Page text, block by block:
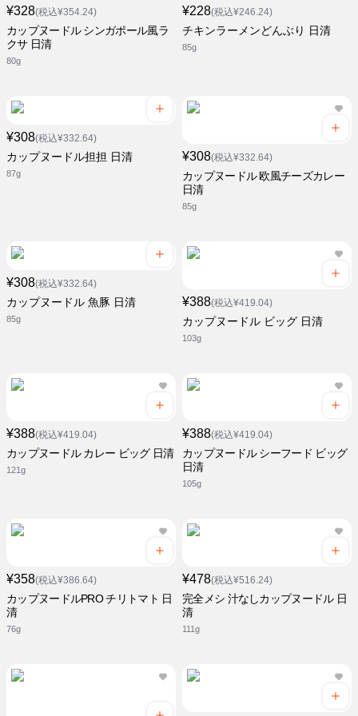
¥328(税込¥354.24)
カップヌードル シンガポール風ラ
クサ 日清
80g
¥228(税込¥246.24)
チキンラーメンどんぶり 日清
85g
¥308(税込¥332.64)
カップヌードル担担 日清
87g
¥308(税込¥332.64)
カップヌードル 欧風チーズカレー
日清
85g
¥308(税込¥332.64)
カップヌードル 魚豚 日清
85g
¥388(税込¥419.04)
カップヌードル ビッグ 日清
103g
¥388(税込¥419.04)
カップヌードル カレー ビッグ 日清
121g
¥388(税込¥419.04)
カップヌードル シーフード ビッグ
日清
105g
¥358(税込¥386.64)
カップヌードルPRO チリトマト 日
清
76g
¥478(税込¥516.24)
完全メシ 汁なしカップヌードル 日
清
111g